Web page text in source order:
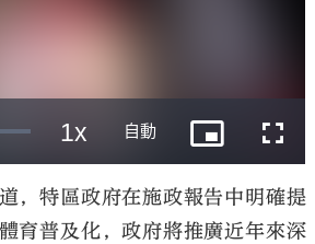
大公文匯
，特區政府在施政報告中明確提
育普及化，政府將推廣近年來深